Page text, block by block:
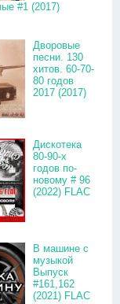
#1 (2017)
Дворовые
песни. 130
хитов. 60-70-
80 годов
2017 (2017)
Дискотека
80-90-х
годов по-
новому # 96
(2022) FLAC
В машине с
музыкой
Выпуск
#161,162
(2021) FLAC